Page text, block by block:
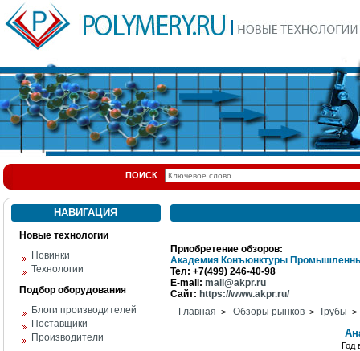
ПОИСК
НАВИГАЦИЯ
Новые технологии
Новинки
Технологии
Подбор оборудования
Блоги производителей
Поставщики
Производители
Приобретение обзоров:
Академия Конъюнктуры
Тел: +7(499) 246-40-98
E-mail: mail@akpr.ru
Сайт: https://www.akpr.ru/
Главная > Обзоры рынков > Трубы >
Год